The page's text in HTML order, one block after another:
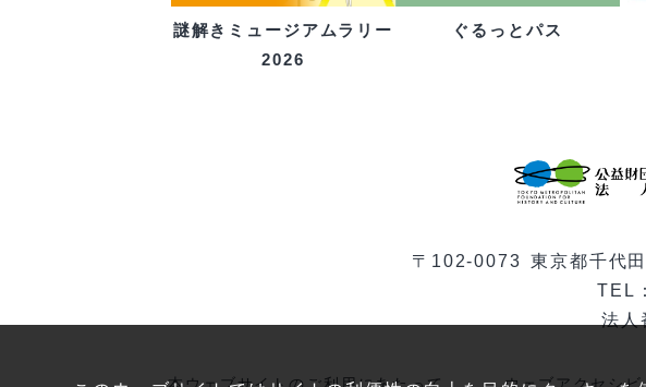
謎解きミュージアムラリー
2026
ぐるっとパス
〒102-0073 東京都千代
TEL
法